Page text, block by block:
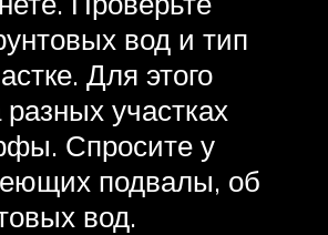
вод и тип
Для этого
участках
Спросите у
подвалы, об
вод.